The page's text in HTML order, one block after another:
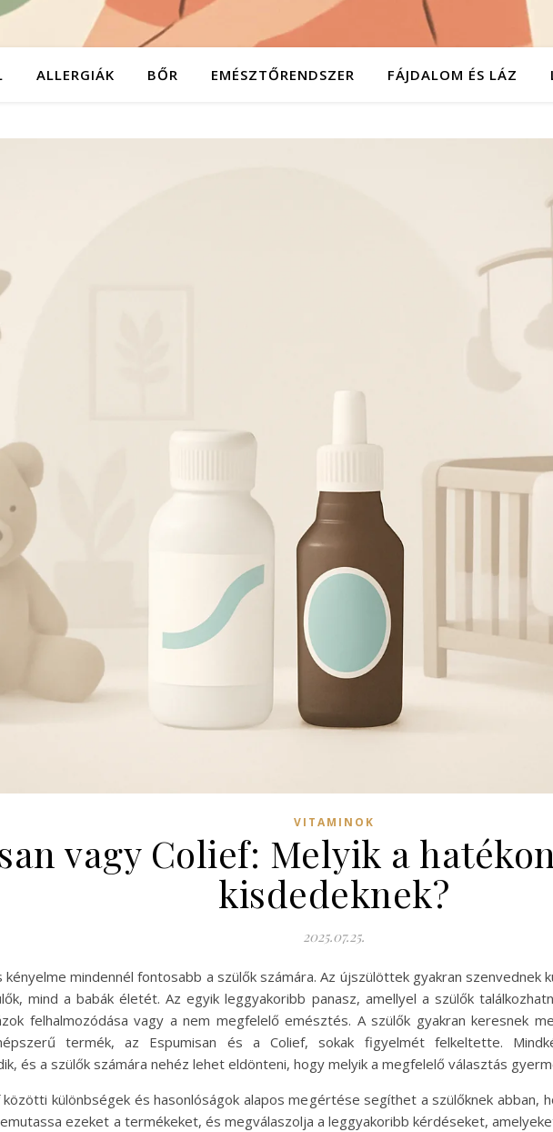
ALLERGIÁK BŐR EMÉSZTŐRENDSZER FÁJDALOM ÉS LÁZ
VITAMINOK
vagy Colief: Melyik a
kisdedeknek?
2025.07.25.
mindennél fontosabb a szülők számára. Az újszülöttek gyakran
mind a babák életét. Az egyik leggyakoribb panasz, amellyel a szülők
felhalmozódása vagy a nem megfelelő emésztés. A szülők gyakran keresnek
termék, az Espumisan és a Colief, sokak figyelmét felkeltette.
és a szülők számára nehéz lehet eldönteni, hogy melyik a megfelelő választás
közötti különbségek és hasonlóságok alapos megértése segíthet a szülőknek abban,
ezeket a termékeket, és megválaszolja a leggyakoribb kérdéseket,